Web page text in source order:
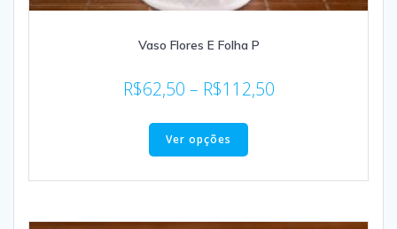
Vaso Flores E Folha P
R$62,50 – R$112,50
Ver opções